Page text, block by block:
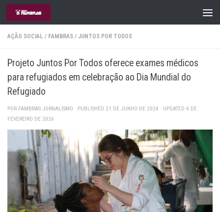
Skip to content
AÇÃO SOCIAL / FAMBRAS / JUNTOS POR TODOS
Projeto Juntos Por Todos oferece exames médicos
para refugiados em celebração ao Dia Mundial do
Refugiado
POR FAMBRAS JORNALISMO · PUBLISHED 21 DE JUNHO DE 2024 · UPDATED 4 DE
FEVEREIRO DE 2026